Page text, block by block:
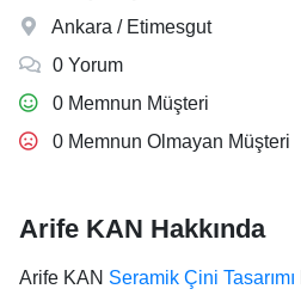
Ankara / Etimesgut
0 Yorum
0 Memnun Müşteri
0 Memnun Olmayan Müşteri
Arife KAN Hakkında
Arife KAN Seramik Çini Tasarımı